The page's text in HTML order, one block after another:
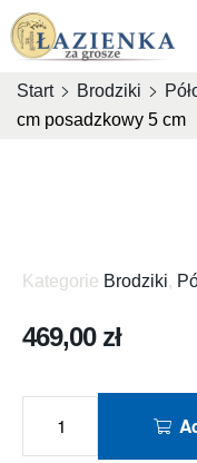
Start Brodziki
cm posadzkowy 5 cm
Kategorie Brodziki,
469,00 zł